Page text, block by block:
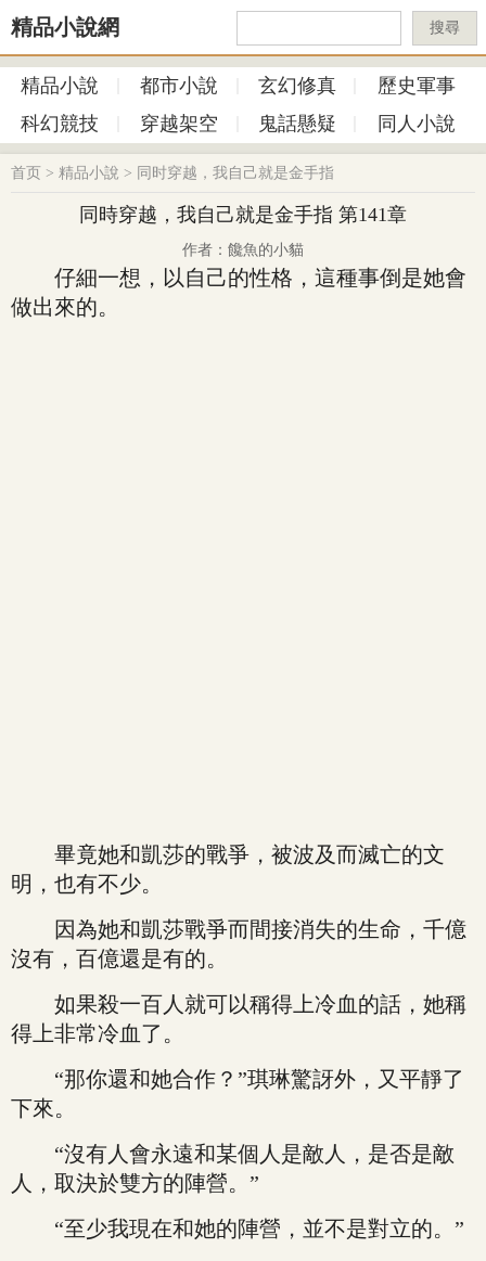
精品小說網 搜尋
精品小說 都市小說 玄幻修真
歷史軍事
科幻競技
穿越架空 鬼話懸疑 同人小說
首页 > 精品小說 > 同时穿越，我自己就是金手指
同時穿越，我自己就是金手指 第141章
作者：饞魚的小貓
仔細一想，以自己的性格，這種事倒是她會
做出來的。
畢竟她和凱莎的戰爭，被波及而滅亡的文
明，也有不少。
因為她和凱莎戰爭而間接消失的生命，千億
沒有，百億還是有的。
如果殺一百人就可以稱得上冷血的話，她稱
得上非常冷血了。
“那你還和她合作？”琪琳驚訝外，又平靜了
下來。
“沒有人會永遠和某個人是敵人，是否是敵
人，取決於雙方的陣營。”
“至少我現在和她的陣營，並不是對立的。”